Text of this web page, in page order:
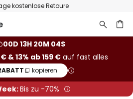
kostenlose Retoure
00D 13H 20M 04S
& 13% ab 159 €auf fast alles
kopieren
Bis zu -70%